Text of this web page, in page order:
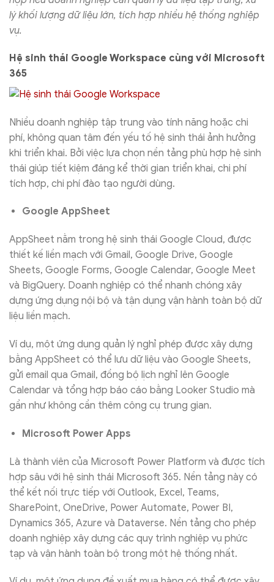
lý khối lượng dữ liệu lớn, tích hợp nhiều hệ thống nghiệp
vụ.
Hệ sinh thái Google Workspace cùng với Microsoft
365
Nhiều doanh nghiệp tập trung vào tính năng hoặc chi
phí, không quan tâm đến yếu tố hệ sinh thái ảnh hưởng
khi triển khai. Bởi việc lựa chọn nền tảng phù hợp hệ sinh
thái giúp tiết kiệm đáng kể thời gian triển khai, chi phí
tích hợp, chi phí đào tạo người dùng.
Google AppSheet
AppSheet nằm trong hệ sinh thái Google Cloud, được
thiết kế liền mạch với Gmail, Google Drive, Google
Sheets, Google Forms, Google Calendar, Google Meet
và BigQuery. Doanh nghiệp có thể nhanh chóng xây
dựng ứng dụng nội bộ và tận dụng vận hành toàn bộ dữ
liệu liền mạch.
Ví dụ, một ứng dụng quản lý nghỉ phép được xây dựng
bằng AppSheet có thể lưu dữ liệu vào Google Sheets,
gửi email qua Gmail, đồng bộ lịch nghỉ lên Google
Calendar và tổng hợp báo cáo bằng Looker Studio mà
gần như không cần thêm công cụ trung gian.
Microsoft Power Apps
Là thành viên của Microsoft Power Platform và được tích
hợp sâu với hệ sinh thái Microsoft 365. Nền tảng này có
thể kết nối trực tiếp với Outlook, Excel, Teams,
SharePoint, OneDrive, Power Automate, Power BI,
Dynamics 365, Azure và Dataverse. Nền tảng cho phép
doanh nghiệp xây dựng các quy trình nghiệp vụ phức
tạp và vận hành toàn bộ trong một hệ thống nhất.